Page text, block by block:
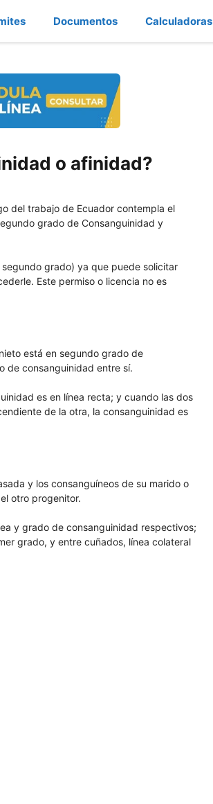
Documentos Calculadoras
o afinidad?
del trabajo de Ecuador contempla el
grado de Consanguinidad y
grado) ya que puede solicitar
Este permiso o licencia no es
está en segundo grado de
de consanguinidad entre sí.
es en línea recta; y cuando las dos
de la otra, la consanguinidad es
y los consanguíneos de su marido o
otro progenitor.
y grado de consanguinidad respectivos;
grado, y entre cuñados, línea colateral